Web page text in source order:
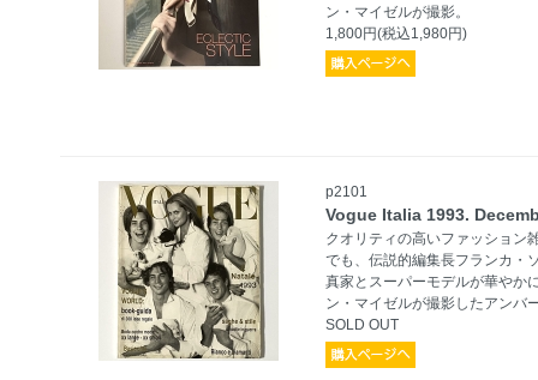
ン・マイゼルが撮影。
1,800円(税込1,980円)
p2101
Vogue Italia 1993.
クオリティの高いファッション
でも、伝説的編集長フランカ・
真家とスーパーモデルが華やか
ン・マイゼルが撮影したアンバ
SOLD OUT